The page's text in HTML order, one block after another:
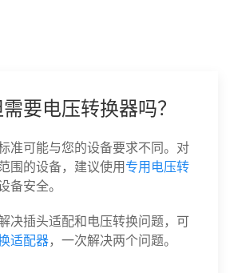
要电压转换器吗？
准可能与您的设备要求不同。对
围的设备，建议使用专用电压转
备安全。
决插头适配和电压转换问题，可
适配器，一次解决两个问题。